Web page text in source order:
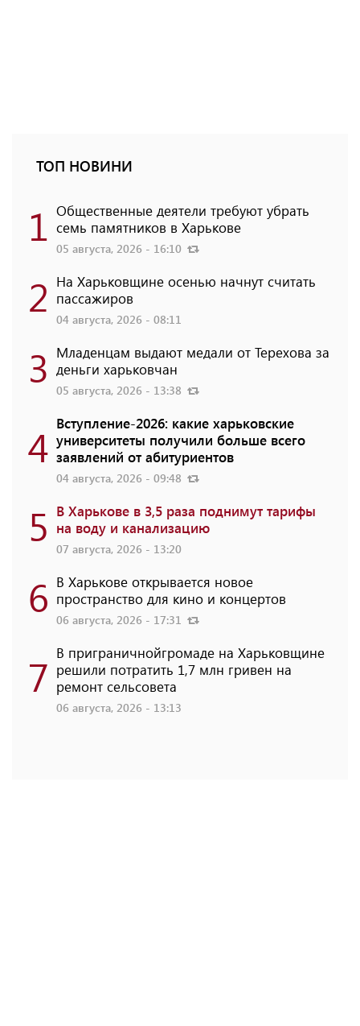
ТОП НОВИНИ
1 Общественные деятели требуют убрать
семь памятников в Харькове
05 августа, 2026 - 16:10
2 На Харьковщине осенью начнут считать
пассажиров
04 августа, 2026 - 08:11
3 Младенцам выдают медали от Терехова за
деньги харьковчан
05 августа, 2026 - 13:38
4 Вступление-2026: какие харьковские
университеты получили больше всего
заявлений от абитуриентов
04 августа, 2026 - 09:48
5 В Харькове в 3,5 раза поднимут тарифы
на воду и канализацию
07 августа, 2026 - 13:20
6 В Харькове открывается новое
пространство для кино и концертов
06 августа, 2026 - 17:31
7 В приграничнойгромаде на Харьковщине
решили потратить 1,7 млн ​​гривен на
ремонт сельсовета
06 августа, 2026 - 13:13